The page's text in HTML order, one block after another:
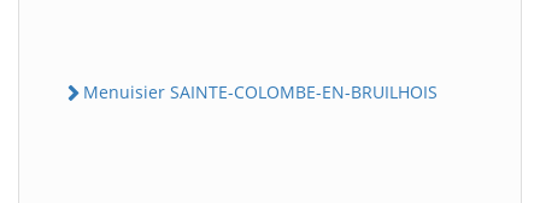
Menuisier SAINTE-COLOMBE-EN-BRUILHOIS